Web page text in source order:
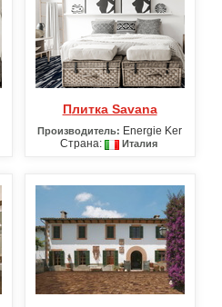
Плитка Savana
Производитель: Energie Ker
Страна:
Италия